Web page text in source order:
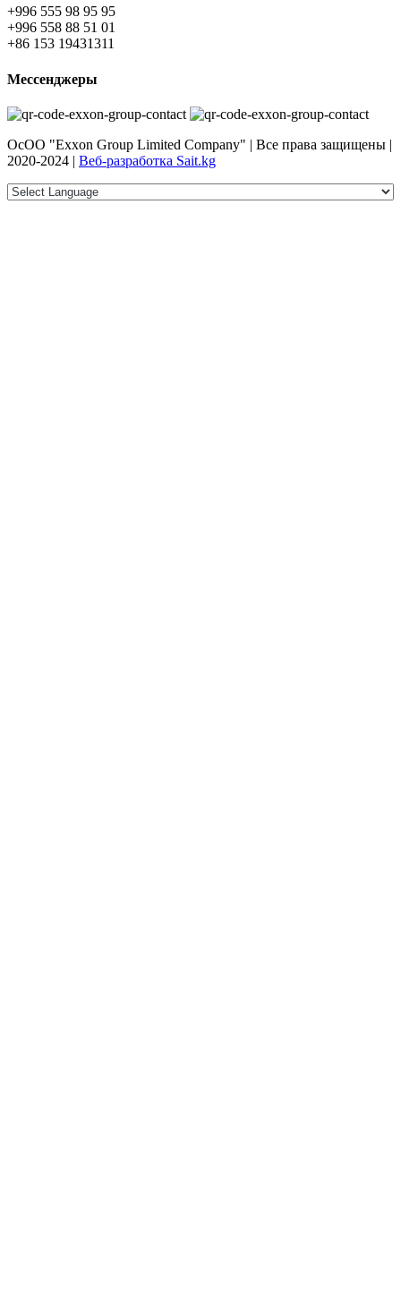
+996 555 98 95 95
+996 558 88 51 01
+86 153 19431311
Мессенджеры
ОсОО "Exxon Group Limited Company" | Все права защищены |
2020-2024 | Веб-разработка Sait.kg